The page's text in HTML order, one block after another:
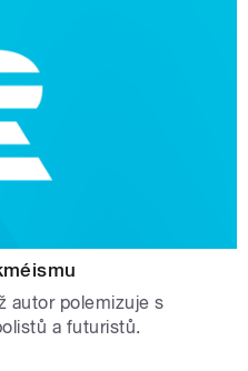
autor polemizuje s
a futuristů.